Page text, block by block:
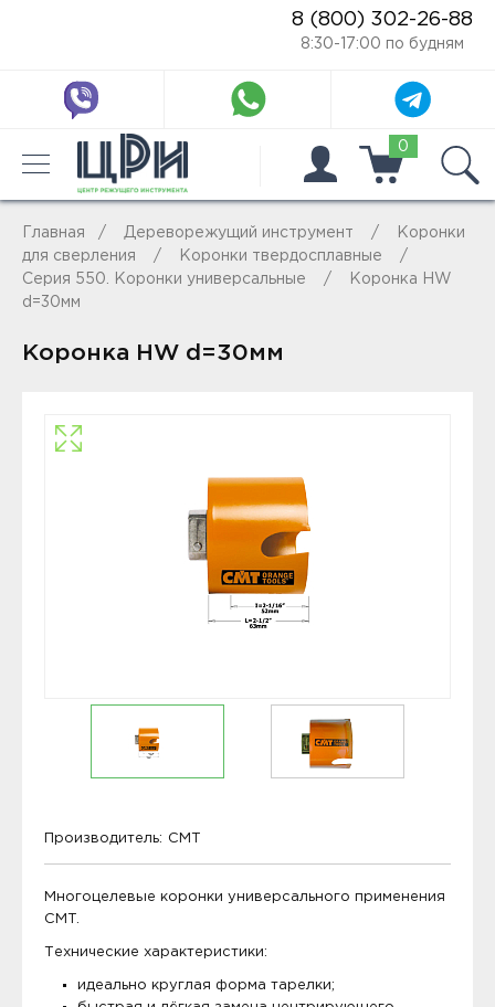
8 (800) 302-26-88
8:30-17:00 по будням
0
Главная Дереворежущий инструмент
Коронки
для сверления
Коронки твердосплавные
Серия 550. Коронки универсальные
Коронка HW
d=30мм
Коронка HW d=30мм
Производитель: CMT
Многоцелевые коронки универсального применения
CMT.
Технические характеристики:
идеально круглая форма тарелки;